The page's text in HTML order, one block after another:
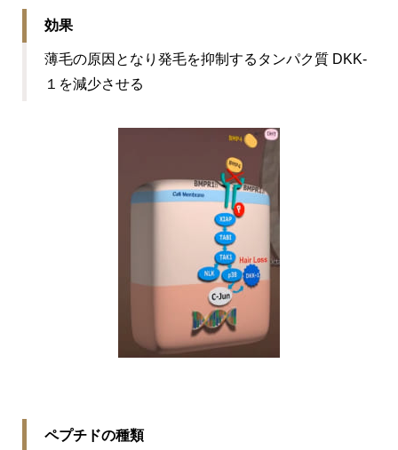
効果
薄毛の原因となり発毛を抑制するタンパク質 DKK-
１を減少させる
ペプチドの種類